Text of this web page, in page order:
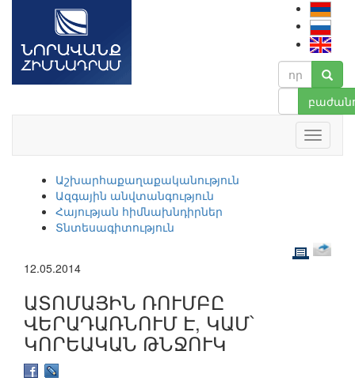
Աշխարհաքաղաքականություն
Ազգային անվտանգություն
Հայության հիմնախնդիրներ
Տնտեսագիտություն
12.05.2014
ԱՏՈՄԱՅԻՆ ՌՈՒՄԲԸ
ՎԵՐԱԴԱՌՆՈՒՄ Է, ԿԱՄ՝
ԿՈՐԵԱԿԱՆ ԹՆՋՈՒԿ